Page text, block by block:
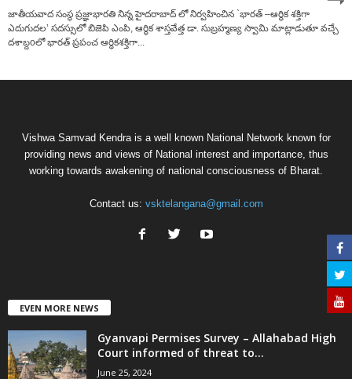
జాతీయవాద సంస్థ ప్రజ్ఞాభారతి నిన్న హైదరాబాద్ లో నిర్వహించిన `భారత్ –ఆర్థిక శక్తిగా
ఎదుగుదల’ సదస్సులో బిజెపి ఎంపి, ఆర్ధిక శాస్తవేత్త డా. సుబ్రహ్మణ్య స్వామి మాట్లాడుతూ వచ్చే
దశాబ్దoలో భారత్ ప్రపంచ ఆర్ధికశక్తిగా...
Vishwa Samvad Kendra is a well known National Network known for
providing news and views of National interest and importance, thus
working towards awakening of national consciousness of Bharat.
Contact us: vsktelangana@gmail.com
EVEN MORE NEWS
Gyanvapi Permises Survey – Allahabad High
Court informed of threat to...
June 25, 2024